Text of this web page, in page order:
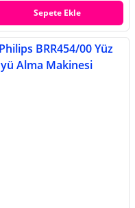
Sepete Ekle